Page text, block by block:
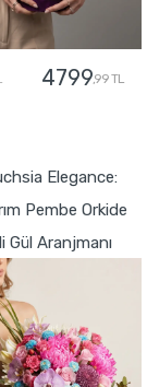
4799,99 TL
Elegance:
Pembe Orkide
Gül Aranjmanı